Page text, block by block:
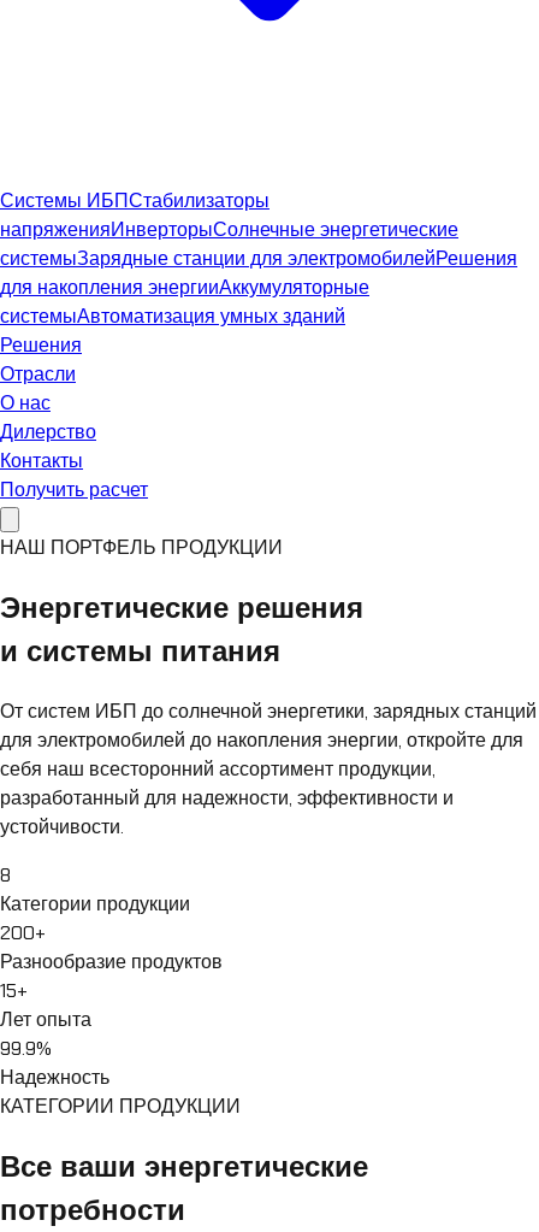
Системы ИБПСтабилизаторы
напряженияИнверторыСолнечные энергетические
системыЗарядные станции для электромобилейРешения
для накопления энергииАккумуляторные
системыАвтоматизация умных зданий
Решения
Отрасли
О нас
Дилерство
Контакты
Получить расчет
НАШ ПОРТФЕЛЬ ПРОДУКЦИИ
Энергетические решения
и системы питания
От систем ИБП до солнечной энергетики, зарядных станций
для электромобилей до накопления энергии, откройте для
себя наш всесторонний ассортимент продукции,
разработанный для надежности, эффективности и
устойчивости.
8
Категории продукции
200+
Разнообразие продуктов
15+
Лет опыта
99.9%
Надежность
КАТЕГОРИИ ПРОДУКЦИИ
Все ваши энергетические
потребности